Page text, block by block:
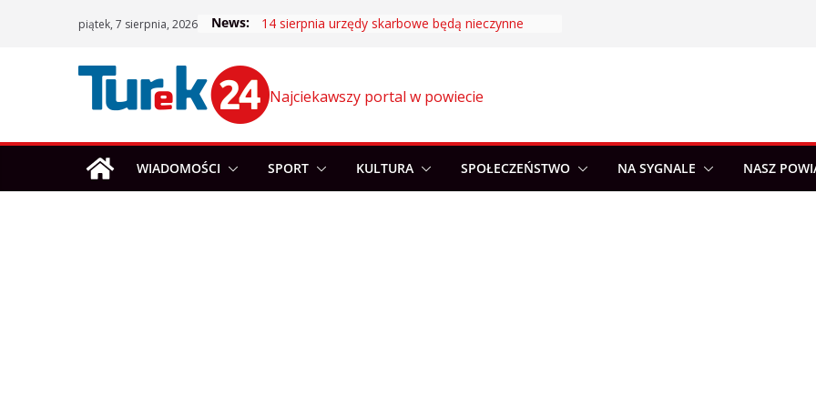
piątek, 7 sierpnia, 2026 News: 14 sierpnia urzędy skarbowe będą nieczynne
Najciekawszy portal w powiecie
WIADOMOŚCI SPORT KULTURA SPOŁECZEŃSTWO NA SYGNALE NASZ